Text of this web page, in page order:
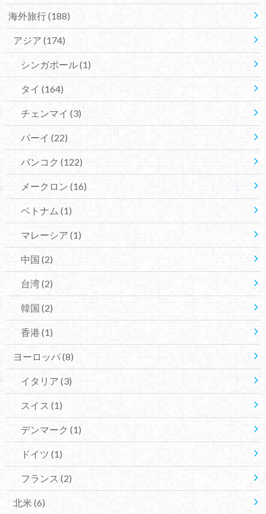
海外旅行(188)
アジア (174)
シンガポール(1)
タイ (164)
チェンマイ (3)
パーイ (22)
バンコク (122)
メークロン (16)
ベトナム (1)
マレーシア (1)
中国 (2)
台湾(2)
韓国 (2)
香港 (1)
ヨーロッパ(8)
イタリア (3)
スイス (1)
デンマーク (1)
ドイツ (1)
フランス (2)
北米 (6)